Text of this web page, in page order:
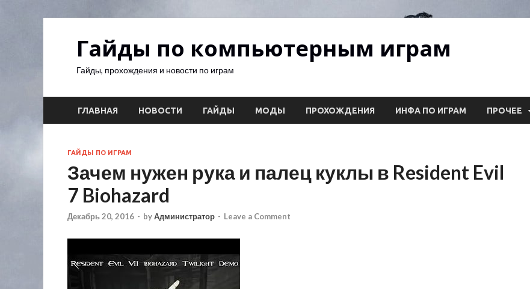
Гайды по компьютерным играм
Гайды, прохождения и новости по играм
ГЛАВНАЯ НОВОСТИ ГАЙДЫ МОДЫ ПРОХОЖДЕНИЯ ИНФА ПО ИГРАМ ПРОЧЕЕ
ГАЙДЫ ПО ИГРАМ
Зачем нужен рука и палец куклы в Resident Evil
7 Biohazard
Декабрь 20, 2016 - byАдминистратор - Leave a Comment